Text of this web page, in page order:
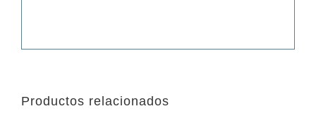
Productos relacionados